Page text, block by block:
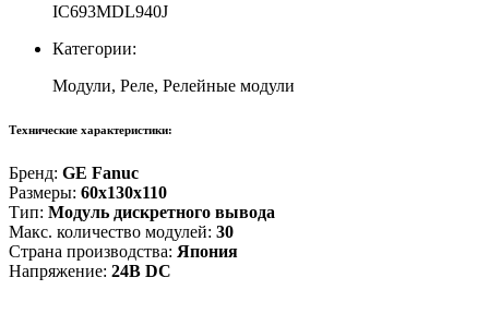
IC693MDL940J
Категории:
Модули, Реле, Релейные модули
Технические характеристики:
Бренд: GE Fanuc
Размеры: 60x130x110
Тип: Модуль дискретного вывода
Макс. количество модулей: 30
Страна производства: Япония
Напряжение: 24В DC